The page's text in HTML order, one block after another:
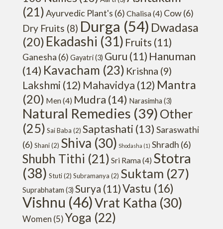
(21)Ayurvedic Plant's (6) Chalisa(4) Cow(6)
Dry Fruits (8) Durga (54) Dwadasa
(20) Ekadashi (31) Fruits (11)
Ganesha (6) Gayatri(3) Guru (11) Hanuman
(14) Kavacham (23) Krishna (9)
Lakshmi (12) Mahavidya (12) Mantra
(20) Men(4) Mudra (14) Narasimha (3)
Natural Remedies (39) Other
(25) Sai Baba (2) Saptashati (13) Saraswathi
(6) Shani(2) Shiva (30) Shodasha (1) Shradh (6)
Shubh Tithi (21) Sri Rama(4) Stotra
(38) Stuti(2) Subramanya (2) Suktam (27)
Suprabhatam (3) Surya (11)Vastu (16)
Vishnu (46)Vrat Katha (30)
Women (5)Yoga (22)